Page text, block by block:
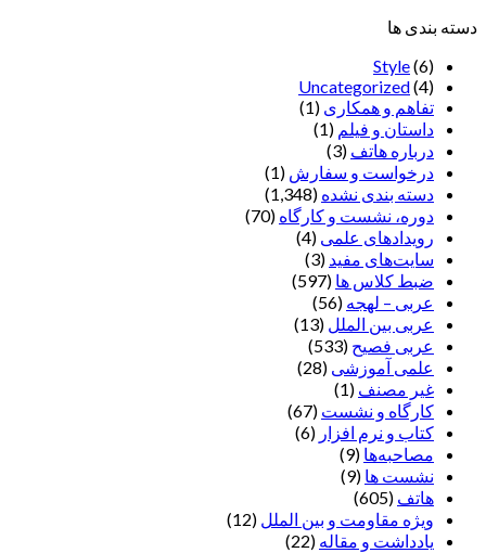
دسته بندی ها
Style(6)
Uncategorized(4)
تفاهم و همکاری (1)
داستان و فیلم (1)
درباره هاتف (3)
درخواست و سفارش (1)
دسته بندی نشده (1,348)
دوره، نشست و کارگاه (70)
رویدادهای علمی (4)
سایت‌های مفید (3)
ضبط کلاس ها (597)
عربی – لهجه (56)
عربی بین الملل (13)
عربی فصیح (533)
علمی آموزشی (28)
غير مصنف (1)
کارگاه و نشست (67)
کتاب و نرم افزار (6)
مصاحبه‌ها (9)
نشست ها (9)
هاتف (605)
ویژه مقاومت و بین الملل (12)
یادداشت‌ و مقاله (22)